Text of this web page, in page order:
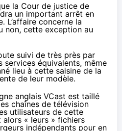
la Cour de justice de
un important arrêt en
L’affaire concerne la
non, cette exception au
suivi de très près par
équivalents, même
lieu à cette saisine de la
de leur modèle.
anglais VCast est taillé
chaînes de télévision
utilisateurs de cette
« leurs » fichiers
indépendants pour en